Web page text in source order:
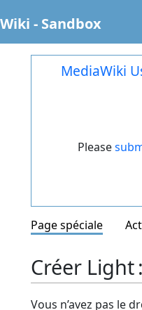
- Sandbox
MediaWiki
Please
Page spéciale
Créer Light
Vous n’avez pas le